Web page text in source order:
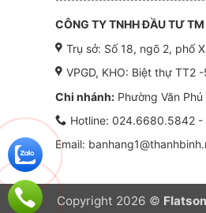
CÔNG TY TNHH ĐẦU TƯ
Trụ sở: Số 18, ngõ 2, phố
VPGD, KHO: Biệt thự TT2
Chi nhánh: Phường Văn
Hotline: 024.6680.5842 -
Email:
Copyright 2026 ©